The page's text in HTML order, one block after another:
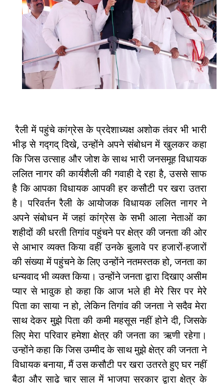
रैली में पहुंचे कांग्रेस के प्रदेशाध्यक्ष अशोक तंवर भी भारी
भीड़ से गद्गद् दिखे, उन्होंने अपने संबोधन में खुलकर कहा
कि जिस उत्साह और जोश के साथ भारी जनसमूह विधायक
ललित नागर की कार्यशैली की गवाही दे रहा है, उससे साफ
है कि आपका विधायक आपकी हर कसौटी पर खरा उतरा
है। परिवर्तन रैली के आयोजक विधायक ललित नागर ने
अपने संबोधन में जहां कांग्रेस के सभी आला नेताओं का
शहीदों की धरती तिगांव पहुंचने पर क्षेत्र की जनता की ओर
से आभार व्यक्त किया वहीं उनके बुलावे पर हजारों-हजारों
की संख्या में पहुंचने के लिए उन्होंने नतमस्तक हो, जनता का
धन्यवाद भी व्यक्त किया। उन्होंने जनता द्वारा दिखाए असीम
प्यार से भावुक हो कहा कि आज भले ही मेरे सिर पर मेरे
पिता का साया न हो, लेकिन तिगांव की जनता ने सदैव मेरा
साथ देकर मुझे पिता की कमी महसूस नहीं होने दी, जिसके
लिए मेरा परिवार हमेशा क्षेत्र की जनता का ऋणी रहेगा।
उन्होंने कहा कि जिस उम्मीद के साथ मुझे क्षेत्र की जनता ने
विधायक बनाया, मैं उस कसौटी पर खरा उतरते हुए घर नहीं
बैठा और साढे चार साल में भाजपा सरकार द्वारा क्षेत्र के